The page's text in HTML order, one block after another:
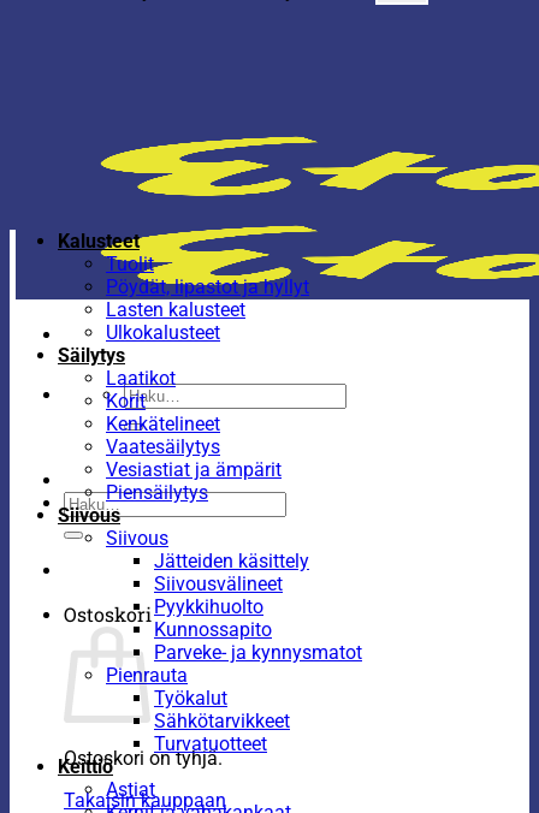
Etsi:
Etsi:
Ostoskori
Ostoskori on tyhjä.
Takaisin kauppaan
Kalusteet
Tuolit
Pöydät, lipastot ja hyllyt
Lasten kalusteet
Ulkokalusteet
Säilytys
Laatikot
Korit
Kenkätelineet
Vaatesäilytys
Vesiastiat ja ämpärit
Piensäilytys
Siivous
Siivous
Jätteiden käsittely
Siivousvälineet
Pyykkihuolto
Kunnossapito
Parveke- ja kynnysmatot
Pienrauta
Työkalut
Sähkötarvikkeet
Turvatuotteet
Keittiö
Astiat